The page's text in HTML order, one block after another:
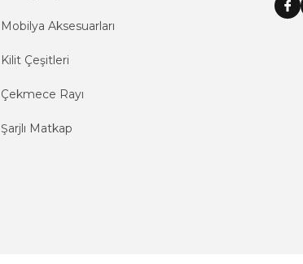
Mobilya Aksesuarları
Kilit Çeşitleri
Çekmece Rayı
Şarjlı Matkap